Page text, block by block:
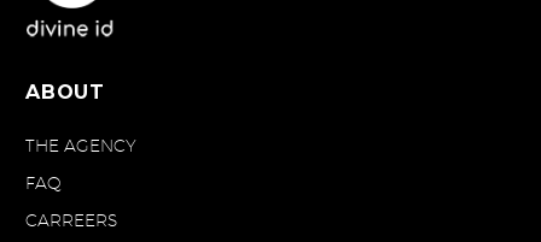
ABOUT
THE AGENCY
FAQ
CARREERS